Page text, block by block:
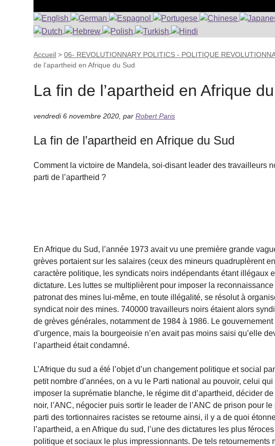
Accueil >06- REVOLUTIONNARY POLITICS - POLITIQUE
de l’apartheid en Afrique du Sud
La fin de l’apartheid en Afrique
vendredi 6 novembre 2020 ,parRobert Paris
La fin de l’apartheid en Afrique du Sud
Comment la victoire de Mandela, soi-disant leader des travailleurs
parti de l’apartheid ?
En Afrique du Sud, l’année 1973 avait vu une première grande
grèves portaient sur les salaires (ceux des mineurs quadruplèrent
caractère politique, les syndicats noirs indépendants étant illégaux
dictature. Les luttes se multiplièrent pour imposer la
patronat des mines lui-même, en toute illégalité, se résolut à
syndicat noir des mines. 740000 travailleurs noirs étaient alors
de grèves générales, notamment de 1984 à 1986. Le
d’urgence, mais la bourgeoisie n’en avait pas moins saisi qu’elle
l’apartheid était condamné.
L’Afrique du sud a été l’objet d’un changement politique et social
petit nombre d’années, on a vu le Parti national au pouvoir, celui
imposer la suprématie blanche, le régime dit d’apartheid, décider
noir, l’ANC, négocier puis sortir le leader de l’ANC de prison pour
parti des tortionnaires racistes se retourne ainsi, il y a de quoi
l’apartheid, a en Afrique du sud, l’une des dictatures les plus
politique et sociaux le plus impressionnants. De tels retournements